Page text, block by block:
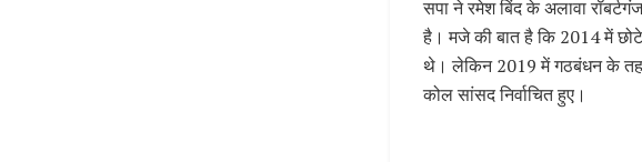
सपा ने रमेश बिंद के अलावा
है। मजे की बात है कि 2014 में छोटे
थे। लेकिन 2019 में गठबंधन के
कोल सांसद निर्वाचित हुए।